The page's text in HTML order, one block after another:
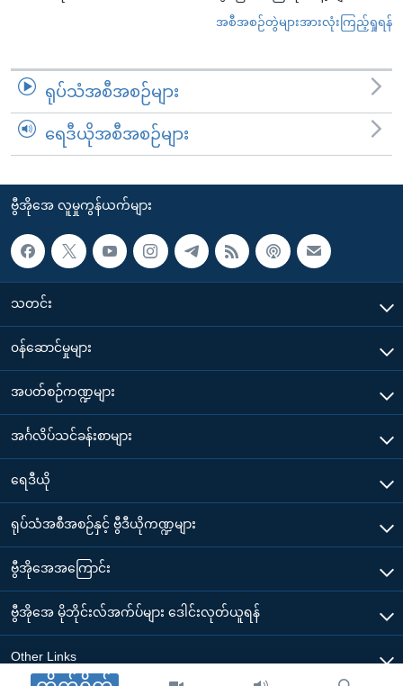
အစီအစဉ်တွဲများအားလုံးကြည့်ရှုရန်
ရုပ်သံအစီအစဉ်များ
ရေဒီယိုအစီအစဉ်များ
ဗွီအိုအေ လူမှုကွန်ယက်များ
သတင်း
၀န်ဆောင်မှုများ
အပတ်စဉ်ကဏ္ဍများ
အင်္ဂလိပ်သင်ခန်းစာများ
ရေဒီယို
ရုပ်သံအစီအစဉ်နှင့် ဗွီဒီယိုကဏ္ဍများ
ဗွီအိုအေအကြောင်း
ဗွီအိုအေ မိုဘိုင်းလ်အက်ပ်များ ဒေါင်းလုတ်ယူရန်
Other Links